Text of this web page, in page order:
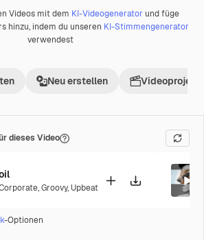
Videos mit dem KI-Videogenerator und füge
hinzu, indem du unseren KI-Stimmengenerator
verwendest
Neu erstellen Videoprojekt
dieses Video
,Groovy, Upbeat
-Optionen